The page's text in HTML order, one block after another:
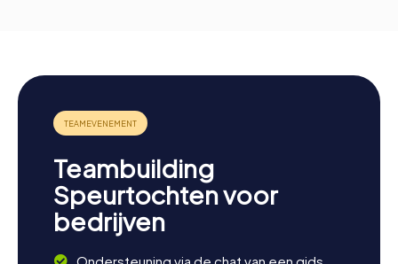
Teambuilding
Speurtochten voor
bedrijven